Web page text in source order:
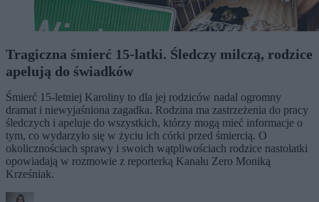
Tragiczna śmierć 15-latki. Śledczy milczą, rodzice
apelują do świadków
Śmierć 15-letniej Karoliny to dla jej rodziców nadal ogromny
dramat i niewyjaśniona zagadka. Rodzina ma zastrzeżenia do pracy
śledczych i apeluje do wszystkich, którzy mogą mieć informacje o
tym, co wydarzyło się w życiu ich córki przed śmiercią. O
okolicznościach sprawy i swoich wątpliwościach rodzice nastolatki
opowiadają w rozmowie z reporterką Kanału Zero Moniką
Krześniak.